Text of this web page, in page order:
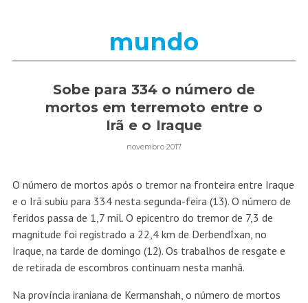
mundo
Sobe para 334 o número de
mortos em terremoto entre o
Irã e o Iraque
novembro 2017
O número de mortos após o tremor na fronteira entre Iraque
e o Irã subiu para 334 nesta segunda-feira (13). O número de
feridos passa de 1,7 mil. O epicentro do tremor de 7,3 de
magnitude foi registrado a 22,4 km de Derbendîxan, no
Iraque, na tarde de domingo (12). Os trabalhos de resgate e
de retirada de escombros continuam nesta manhã.
Na província iraniana de Kermanshah, o número de mortos